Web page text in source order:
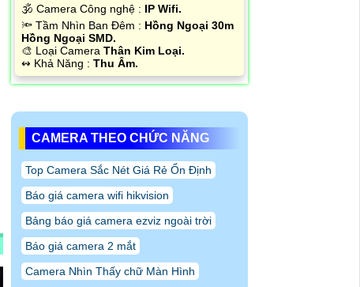
🕉️ Camera Công nghệ : IP Wifi.
🔦 Tầm Nhìn Ban Đêm : Hồng Ngoại 30m
Hồng Ngoại SMD.
🎨 Loại Camera Thân Kim Loại.
️↭ Khả Năng : Thu Âm.
CAMERA THEO CHỨC NĂNG
Top Camera Sắc Nét Giá Rẻ Ổn Định
Báo giá camera wifi hikvision
Bảng báo giá camera ezviz ngoài trời
Báo giá camera 2 mắt
Camera Nhìn Thấy chữ Màn Hình